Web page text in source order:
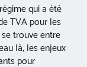
qui a été
TVA pour les
trouve entre
là, les enjeux
pour